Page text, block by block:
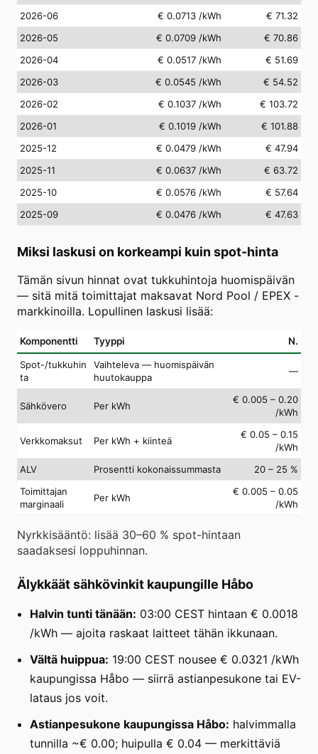
2026-06
€ 0.0713 /kWh
€ 71.32
2026-05
€ 0.0709 /kWh
€ 70.86
2026-04
€ 0.0517 /kWh
€ 51.69
2026-03
€ 0.0545 /kWh
€ 54.52
2026-02
€ 0.1037 /kWh
€ 103.72
2026-01
€ 0.1019 /kWh
€ 101.88
2025-12
€ 0.0479 /kWh
€ 47.94
2025-11
€ 0.0637 /kWh
€ 63.72
2025-10
€ 0.0576 /kWh
€ 57.64
2025-09
€ 0.0476 /kWh € 47.63
Miksi laskusi on korkeampi kuin spot-hinta
Tämän sivun hinnat ovat tukkuhintoja huomispäivän
— sitä mitä toimittajat maksavat Nord Pool / EPEX -
markkinoilla. Lopullinen laskusi lisää:
Komponentti Tyyppi N.
Spot-/tukkuhin
ta
Vaihteleva — huomispäivän
huutokauppa
—
Sähkövero Per kWh
€ 0.005 – 0.20
/kWh
Verkkomaksut Per kWh + kiinteä
€ 0.05 – 0.15
/kWh
ALV
Prosentti kokonaissummasta
20 – 25 %
Toimittajan
marginaali
Per kWh
€ 0.005 – 0.05
/kWh
Nyrkkisääntö: lisää 30–60 % spot-hintaan
saadaksesi loppuhinnan.
Älykkäät sähkövinkit kaupungille Håbo
Halvin tunti tänään: 03:00 CEST hintaan € 0.0018
/kWh — ajoita raskaat laitteet tähän ikkunaan.
Vältä huippua: 19:00 CEST nousee € 0.0321 /kWh
kaupungissa Håbo — siirrä astianpesukone tai EV-
lataus jos voit.
Astianpesukone kaupungissa Håbo: halvimmalla
tunnilla ~€ 0.00; huipulla € 0.04 — merkittäviä